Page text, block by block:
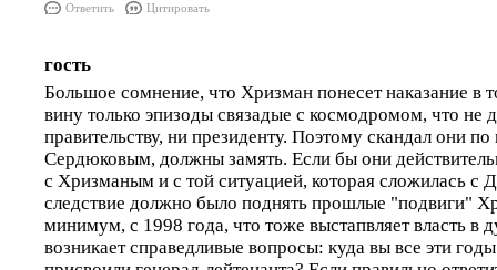
Ответить Цитировать
гость
Большое сомнение, что Хризман понесет наказание в
вину только эпизоды связадые с космодромом, что не
правительству, ни президенту. Поэтому скандал они
Сердюковым, должны замять. Если бы они
с Хризманым и с той ситуацией, которая сложилась с
следствие должно было поднять прошлые "подвиги"
минимум, с 1998 года, что тоже выстапвляет власть в
возникает справедливые вопросы: куда вы все эти